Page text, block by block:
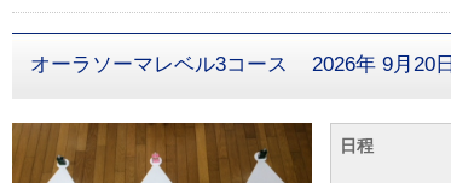
オーラソーマレベル3コース 2026年 9月20
日程